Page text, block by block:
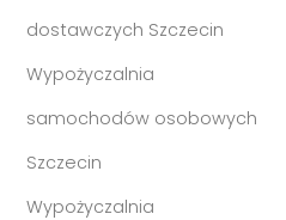
dostawczych Szczecin
Wypożyczalnia
samochodów osobowych
Szczecin
Wypożyczalnia